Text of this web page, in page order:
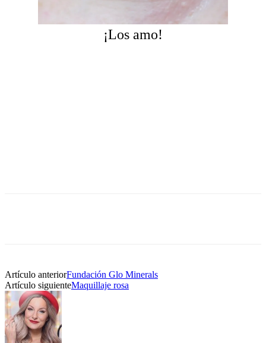
¡Los amo!
Artículo anteriorFundación Glo Minerals
Artículo siguienteMaquillaje rosa